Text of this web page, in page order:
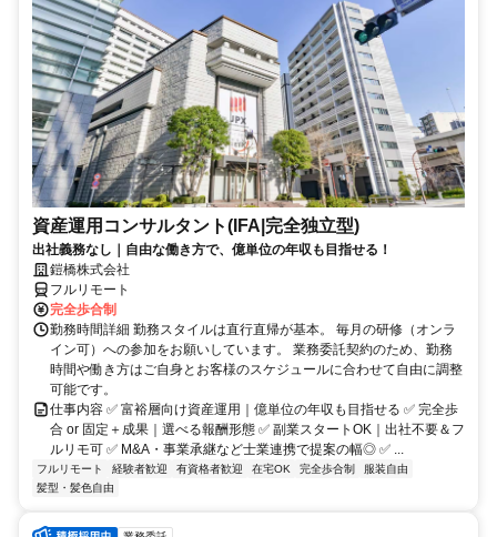
資産運用コンサルタント(IFA|完全独立型)
出社義務なし｜自由な働き方で、億単位の年収も目指せる！
鎧橋株式会社
フルリモート
完全歩合制
勤務時間詳細 勤務スタイルは直行直帰が基本。 毎月の研修（オンラ
イン可）への参加をお願いしています。 業務委託契約のため、勤務
時間や働き方はご自身とお客様のスケジュールに合わせて自由に調整
可能です。
仕事内容 ✅ 富裕層向け資産運用｜億単位の年収も目指せる ✅ 完全歩
合 or 固定＋成果｜選べる報酬形態 ✅ 副業スタートOK｜出社不要＆フ
ルリモ可 ✅ M&A・事業承継など士業連携で提案の幅◎ ✅ ...
フルリモート 経験者歓迎 有資格者歓迎 在宅OK 完全歩合制
服装自由
髪型・髪色自由